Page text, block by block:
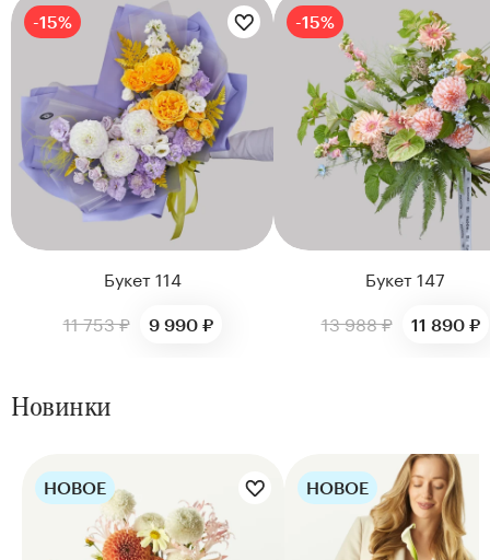
Цветы букета:
-15%
Букет 114
11 753 ₽
9 990 ₽
Цветы букета:
-15%
Букет 147
13 988 ₽
11 890 ₽
Новинки
Цветы букета:
НОВОЕ
Цветы букета:
НОВОЕ